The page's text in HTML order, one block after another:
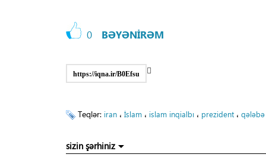
0 BƏYƏNİRƏM
https://iqna.ir/B0Efsu
Teqlər: iran ، İslam ، islam inqialbı ، prezident ، qələbə
sizin şərhiniz